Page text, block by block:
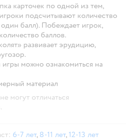
карточек по одной из тем,
подсчитывают количество
балл). Побеждает игрок,
баллов.
развивает эрудицию,
можно ознакомиться на
материал
могут отличаться
6-7 лет, 8-11 лет,12-13 лет